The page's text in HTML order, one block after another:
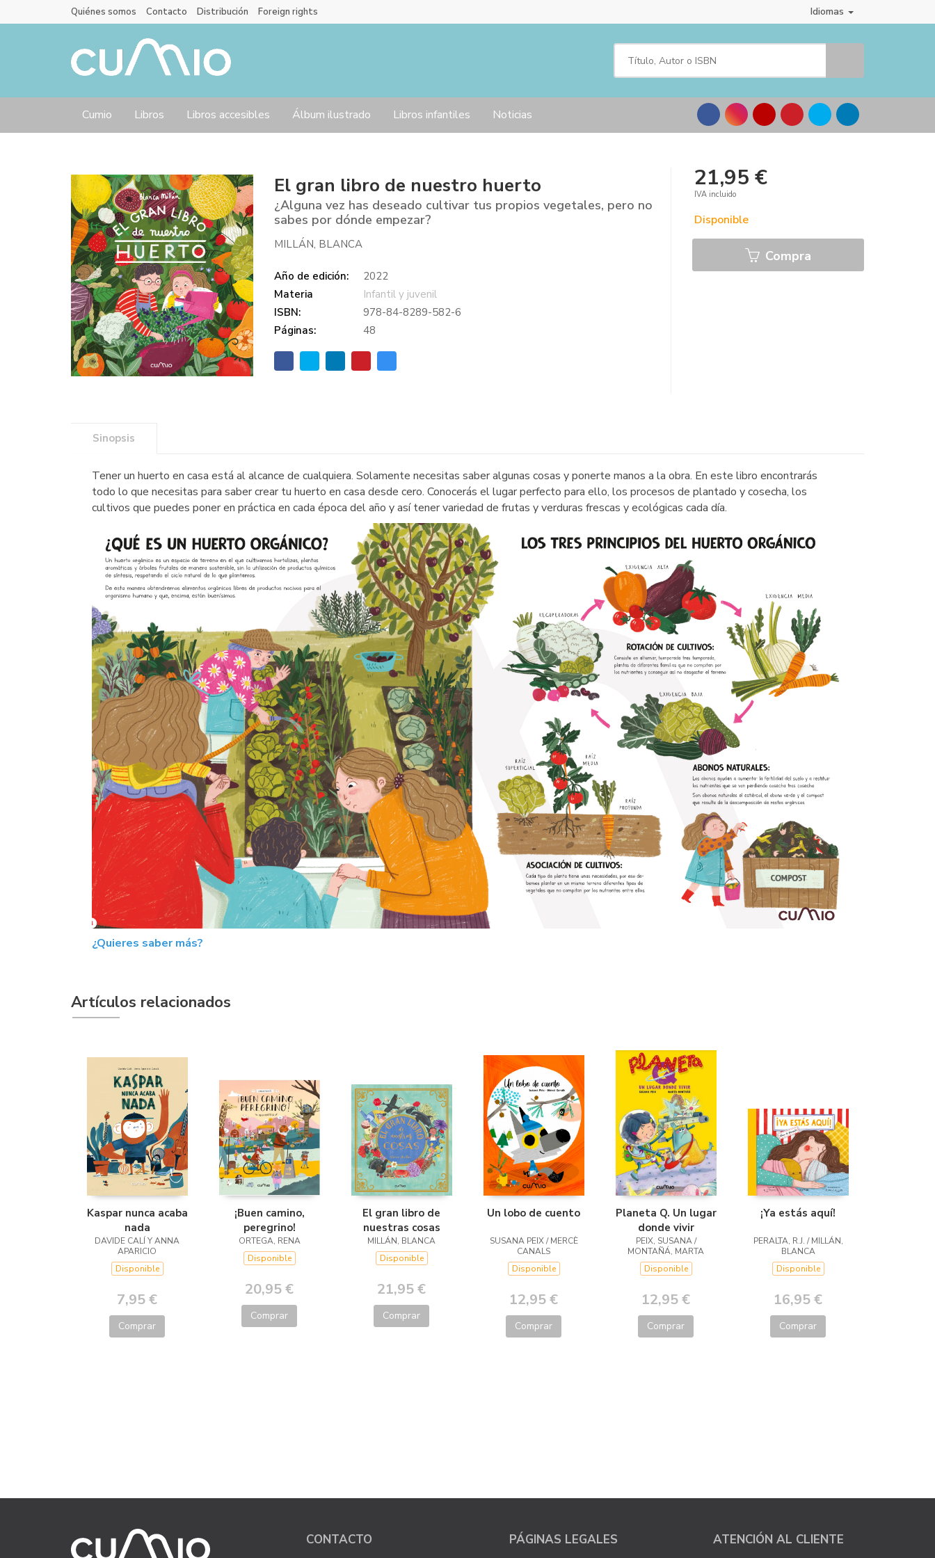
Idiomas
Quiénes somos Contacto Distribución Foreign rights
Cumio Libros Libros accesibles Álbum ilustrado Libros infantiles Noticias
El gran libro de nuestro huerto
¿Alguna vez has deseado cultivar tus propios vegetales, pero no
sabes por dónde empezar?
MILLÁN, BLANCA
Año de edición:
2022
Materia
Infantil y juvenil
ISBN:
978-84-8289-582-6
Páginas:
48
21,95 €
IVA incluido
Disponible
Compra
Sinopsis
Tener un huerto en casa está al alcance de cualquiera. Solamente necesitas saber algunas cosas y ponerte manos a la obra. En este libro encontrarás
todo lo que necesitas para saber crear tu huerto en casa desde cero. Conocerás el lugar perfecto para ello, los procesos de plantado y cosecha, los
cultivos que puedes poner en práctica en cada época del año y así tener variedad de frutas y verduras frescas y ecológicas cada día.
¿Quieres saber más?
Artículos relacionados
Kaspar nunca acaba
nada
DAVIDE CALÍ Y ANNA
APARICIO
Disponible
7,95 €
Comprar
¡Buen camino,
peregrino!
ORTEGA, RENA
Disponible
20,95 €
Comprar
El gran libro de
nuestras cosas
MILLÁN, BLANCA
Disponible
21,95 €
Comprar
Un lobo de cuento
SUSANA PEIX / MERCÈ
CANALS
Disponible
12,95 €
Comprar
Planeta Q. Un lugar
donde vivir
PEIX, SUSANA /
MONTAÑÁ, MARTA
Disponible
12,95 €
Comprar
¡Ya estás aquí!
PERALTA, R.J. / MILLÁN,
BLANCA
Disponible
16,95 €
Comprar
CONTACTO PÁGINAS LEGALES ATENCIÓN AL CLIENTE